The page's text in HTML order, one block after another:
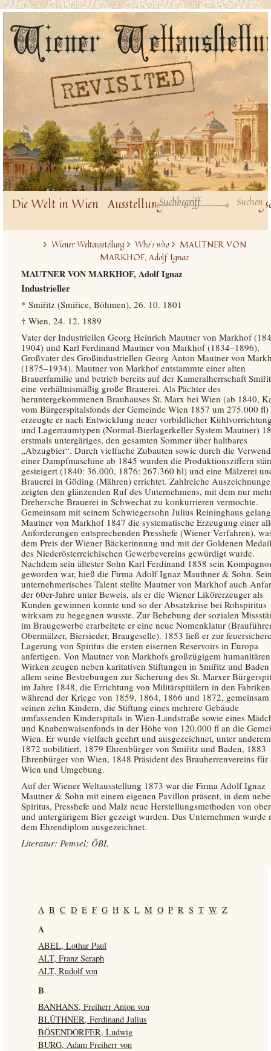
Die Welt in Wien Ausstellungsbauten
Wiener Weltausstellung Who´s who
MAUTNER VON
MARKHOF, Adolf Ignaz
MAUTNER VON MARKHOF, Adolf Ignaz
Industrieller
* Smiřitz (Smiřice, Böhmen), 26. 10. 1801
† Wien, 24. 12. 1889
Vater der Industriellen Georg Heinrich Mautner von Markhof
1904) und Karl Ferdinand Mautner von Markhof (1834–1896),
Großvater des Großindustriellen Georg Anton Mautner von
(1875–1934). Mautner von Markhof entstammte einer alten
Brauerfamilie und betrieb bereits auf der Kameralherrschaft
eine verhältnismäßig große Brauerei. Als Pächter des
heruntergekommenen Brauhauses St. Marx bei Wien (ab 1840,
vom Bürgerspitalsfonds der Gemeinde Wien 1857 um 275.000 fl)
erzeugte er nach Entwicklung neuer vorbildlicher
und Lagerraumtypen (Normal-Bierlagerkeller System Mautner)
erstmals untergäriges, den gesamten Sommer über haltbares
„Abzugbier“. Durch vielfache Zubauten sowie durch die
einer Dampfmaschine ab 1845 wurden die Produktionsziffern
gesteigert (1840: 36.000, 1876: 267.360 hl) und eine Mälzerei
Brauerei in Göding (Mähren) errichtet. Zahlreiche
zeigten den glänzenden Ruf des Unternehmens, mit dem nur
Drehersche Brauerei in Schwechat zu konkurrieren vermochte.
Gemeinsam mit seinem Schwiegersohn Julius Reininghaus gelang
Mautner von Markhof 1847 die systematische Erzeugung einer
Anforderungen entsprechenden Presshefe (Wiener Verfahren),
dem Preis der Wiener Bäckerinnung und mit der Goldenen
des Niederösterreichischen Gewerbevereins gewürdigt wurde.
Nachdem sein ältester Sohn Karl Ferdinand 1858 sein
geworden war, hieß die Firma Adolf Ignaz Mauthner & Sohn.
unternehmerisches Talent stellte Mautner von Markhof auch
der 60er-Jahre unter Beweis, als er die Wiener Likörerzeuger als
Kunden gewinnen konnte und so der Absatzkrise bei Rohspiritus
wirksam zu begegnen wusste. Zur Behebung der sozialen
im Braugewerbe erarbeitete er eine neue Nomenklatur
Obermälzer, Biersieder, Braugeselle). 1853 ließ er zur
Lagerung von Spiritus die ersten eisernen Reservoirs in Europa
anfertigen. Von Mautner von Markhofs großzügigem humanitären
Wirken zeugen neben karitativen Stiftungen in Smiřitz und
allem seine Bestrebungen zur Sicherung des St. Marxer
im Jahre 1848, die Errichtung von Militärspitälern in den Fabriken
während der Kriege von 1859, 1864, 1866 und 1872,
seinen zehn Kindern, die Stiftung eines mehrere Gebäude
umfassenden Kinderspitals in Wien-Landstraße sowie eines
und Knabenwaisenfonds in der Höhe von 120.000 fl an die
Wien. Er wurde vielfach geehrt und ausgezeichnet, unter anderem
1872 nobilitiert, 1879 Ehrenbürger von Smiřitz und Baden, 1883
Ehrenbürger von Wien, 1848 Präsident des Brauherrenvereins für
Wien und Umgebung.
Auf der Wiener Weltausstellung 1873 war die Firma Adolf Ignaz
Mautner & Sohn mit einem eigenen Pavillon präsent, in dem
Spiritus, Presshefe und Malz neue Herstellungsmethoden von
und untergärigem Bier gezeigt wurden. Das Unternehmen wurde
dem Ehrendiplom ausgezeichnet.
Literatur: Pemsel; ÖBL
A B C D E F G H K L M O P R S T W Z
A
ABEL, Lothar Paul
ALT, Franz Seraph
ALT, Rudolf von
B
BANHANS, Freiherr Anton von
BLÜTHNER, Ferdinand Julius
BÖSENDORFER, Ludwig
BURG, Adam Freiherr von